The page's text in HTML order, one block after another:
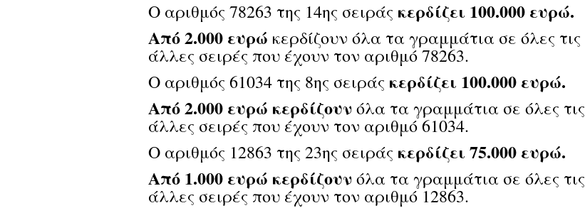
Ο αριθμός 78263 της 14ης σειράς κερδίζει 100.000 ευρώ.
Από 2.000 ευρώ κερδίζουν όλα τα γραμμάτια σε όλες τις
άλλες σειρές που έχουν τον αριθμό 78263.
Ο αριθμός 61034 της 8ης σειράς κερδίζει 100.000 ευρώ.
Από 2.000 ευρώ κερδίζουνόλα τα γραμμάτια σε όλες τις
άλλες σειρές που έχουν τον αριθμό 61034.
Ο αριθμός 12863 της 23ης σειράς κερδίζει 75.000 ευρώ.
Από 1.000 ευρώ κερδίζουνόλα τα γραμμάτια σε όλες τις
άλλες σειρές που έχουν τον αριθμό 12863.